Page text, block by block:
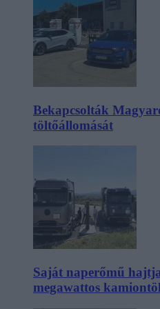
Bekapcsolták
töltőállomását
Saját naperőmű
megawattos